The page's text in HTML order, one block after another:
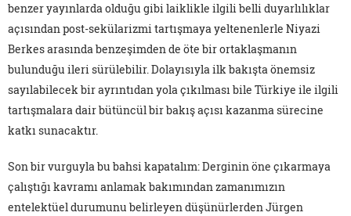
benzer yayınlarda olduğu gibi laiklikle ilgili belli duyarlılıklar
açısından post-sekülarizmi tartışmaya yeltenenlerle Niyazi
Berkes arasında benzeşimden de öte bir ortaklaşmanın
bulunduğu ileri sürülebilir. Dolayısıyla ilk bakışta önemsiz
sayılabilecek bir ayrıntıdan yola çıkılması bile Türkiye ile ilgili
tartışmalara dair bütüncül bir bakış açısı kazanma sürecine
katkı sunacaktır.
Son bir vurguyla bu bahsi kapatalım: Derginin öne çıkarmaya
çalıştığı kavramı anlamak bakımından zamanımızın
entelektüel durumunu belirleyen düşünürlerden Jürgen